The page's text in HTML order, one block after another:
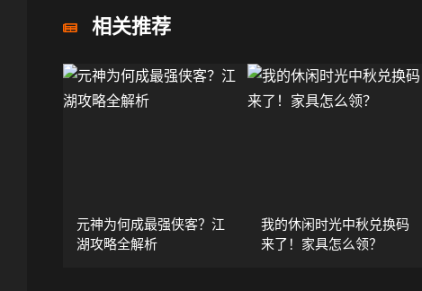
相关推荐
元神为何成最强侠客？江
湖攻略全解析
我的休闲时光中秋兑换码
来了！家具怎么领？